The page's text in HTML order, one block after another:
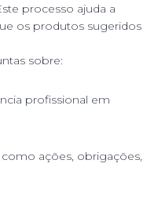
processo ajuda a
os produtos sugeridos
sobre:
profissional em
ações, obrigações,